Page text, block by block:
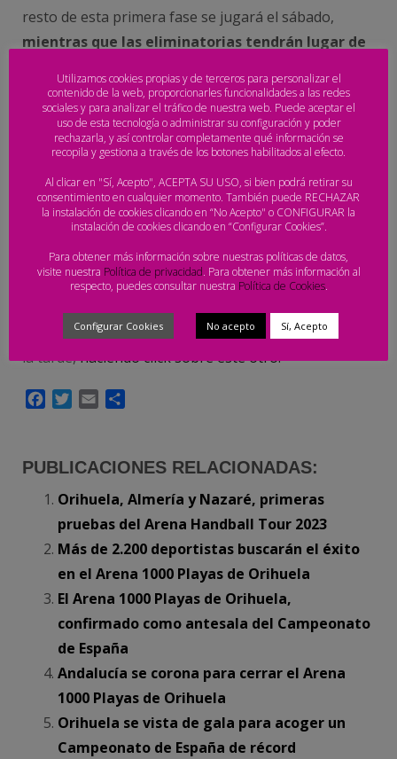
resto de esta primera fase se jugará el sábado,
mientras que las eliminatorias tendrán lugar de
por cierto, en el que también se definirán los
ganadores de este Arena 1000 Playas de Orihuela en
sénior.
En la jornada del sábado,todos los encuentros que
se disputen en la Pista Central serán
retransmitidos en directo y enstreamingen el
canal oficial deYouTube de la Real Federación
Española de Balonmano.Para acceder a la
puede hacer pulsando
sobre este enlace.Para los de
la tarde,haciendo click sobre este otro.
FacebookTwitter
Email
PUBLICACIONES RELACIONADAS:
Orihuela, Almería y Nazaré, primeras
pruebas del Arena Handball Tour 2023
Más de 2.200 deportistas buscarán el éxito
en el Arena 1000 Playas de Orihuela
El Arena 1000 Playas de Orihuela,
confirmado como antesala del Campeonato
de España
Andalucía se corona para cerrar el Arena
1000 Playas de Orihuela
Orihuela se vista de gala para acoger un
Campeonato de España de récord
Utilizamos cookies propias y de terceros para personalizar el
contenido de la web, proporcionarles funcionalidades a las redes
sociales y para analizar el tráfico de nuestra web. Puede aceptar el
uso de esta tecnología o administrar su configuración y poder
rechazarla, y así controlar completamente qué información se
recopila y gestiona a través de los botones habilitados al efecto.
Al clicar en "Sí, Acepto", ACEPTA SU USO, si bien podrá retirar su
consentimiento en cualquier momento. También puede RECHAZAR
la instalación de cookies clicando en “No Acepto" o CONFIGURAR la
instalación de cookies clicando en “Configurar Cookies”.
Para obtener más información sobre nuestras políticas de datos,
visite nuestra Política de privacidad. Para obtener más información al
respecto, puedes consultar nuestra Política de Cookies.
Configurar Cookies No acepto Sí, Acepto